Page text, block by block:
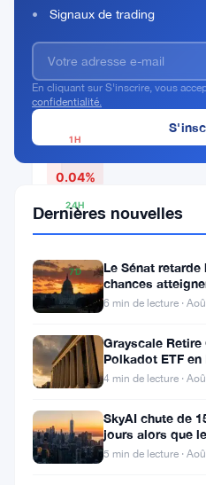
PRIX
ACTUEL
$1.14
1H
0.04%
24H
▲
7D
▲
0.02%
Partager
Signaux de trading
En cliquant sur S'inscrire, vous
confidentialité.
Dernières nouvelles
Le Sénat retarde
chances
Coinbase
6 min de lecture ·
Grayscale Retire
Polkadot ETF
à la SEC
4 min de lecture ·
SkyAI chute de
jours alors que
5 min de lecture ·